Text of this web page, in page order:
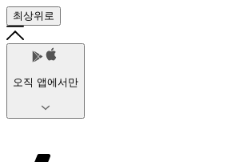
최상위로
오직 앱에서만